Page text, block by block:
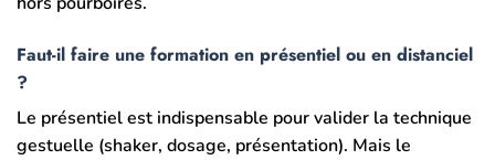
Faut-il faire une formation en présentiel ou en distanciel
?
Le présentiel est indispensable pour valider la technique
gestuelle (shaker, dosage, présentation). Mais le